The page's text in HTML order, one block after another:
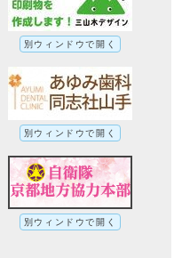
別ウィンドウで開く
別ウィンドウで開く
別ウィンドウで開く